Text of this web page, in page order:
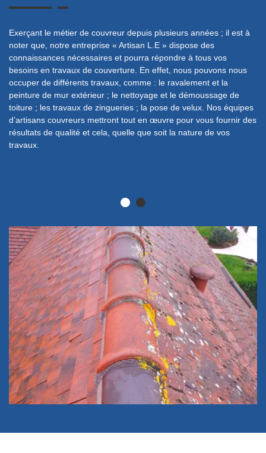
Exerçant le métier de couvreur depuis plusieurs années ; il est à
noter que, notre entreprise « Artisan L.E » dispose des
connaissances nécessaires et pourra répondre à tous vos
besoins en travaux de couverture. En effet, nous pouvons nous
occuper de différents travaux, comme : le ravalement et la
peinture de mur extérieur ; le nettoyage et le démoussage de
toiture ; les travaux de zingueries ; la pose de velux. Nos équipes
d’artisans couvreurs mettront tout en œuvre pour vous fournir des
résultats de qualité et cela, quelle que soit la nature de vos
travaux.